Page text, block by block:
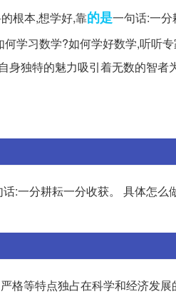
根本,想学好,靠的是一句话:一
学习数学?如何学好数学,听听专
独特的魅力吸引着无数的智者
:一分耕耘一分收获。 具体怎么
格等特点独占在科学和经济发